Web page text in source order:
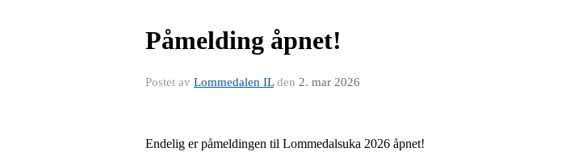
Påmelding åpnet!
Postet av Lommedalen ILden 2. mar 2026
Endelig er påmeldingen til Lommedalsuka 2026 åpnet!